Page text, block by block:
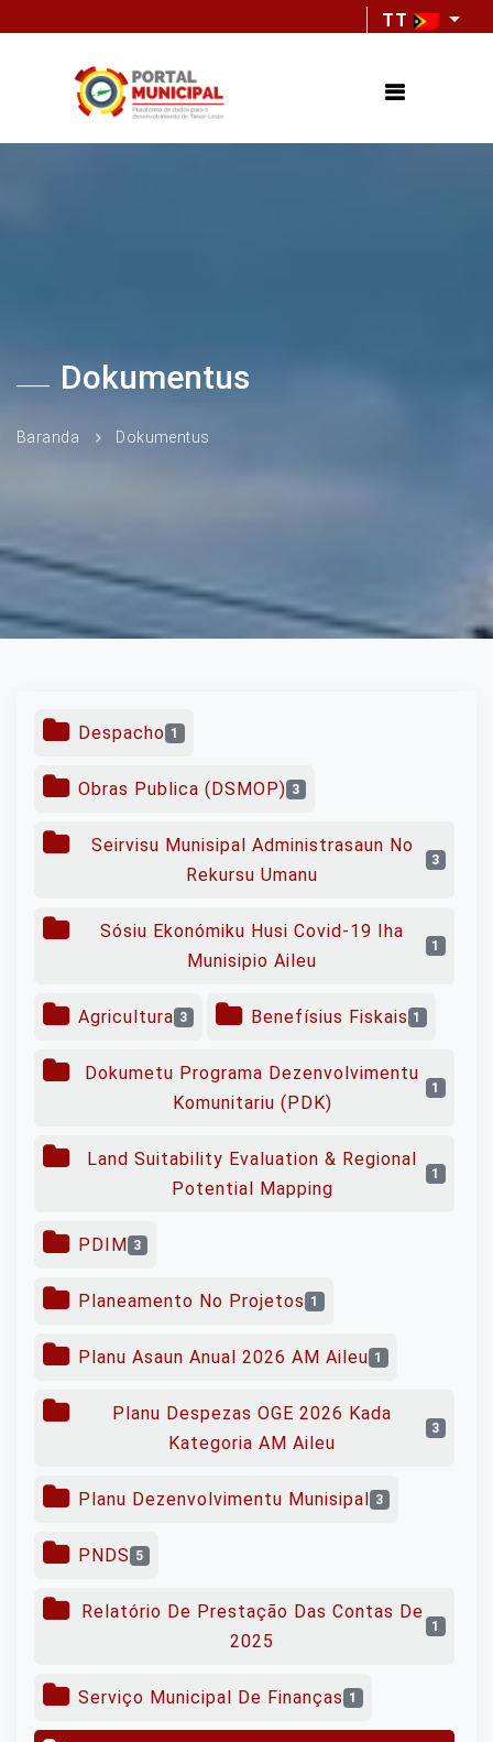
TT
Dokumentus
Baranda Dokumentus
Despacho 1
Obras Publica (DSMOP) 3
Seirvisu Munisipal Administrasaun No
Rekursu Umanu
3
Sósiu Ekonómiku Husi Covid-19 Iha
Munisipio Aileu
1
Agricultura 3 Benefísius Fiskais 1
Dokumetu Programa Dezenvolvimentu
Komunitariu (PDK)
1
Land Suitability Evaluation & Regional
Potential Mapping
1
PDIM 3
Planeamento No Projetos 1
Planu Asaun Anual 2026 AM Aileu 1
Planu Despezas OGE 2026 Kada
Kategoria AM Aileu
3
Planu Dezenvolvimentu Munisipal 3
PNDS 5
Relatório De Prestação Das Contas De
2025
1
Serviço Municipal De Finanças 1